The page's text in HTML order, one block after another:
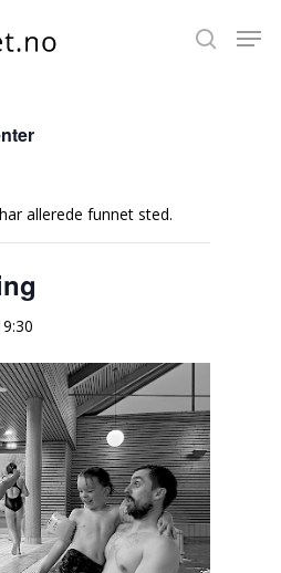
ESC to close
allerede funnet sted.